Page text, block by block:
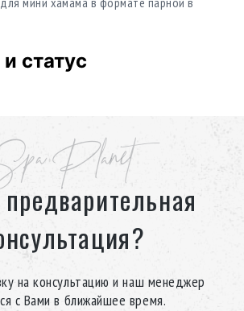
статус
делает этот мини хамам
использования в квартире.
Swarovski
с кристаллами усиливает эффект
и подчёркивает статус проекта.
Planet
на консультацию и наш менеджер
с Вами в ближайшее время.